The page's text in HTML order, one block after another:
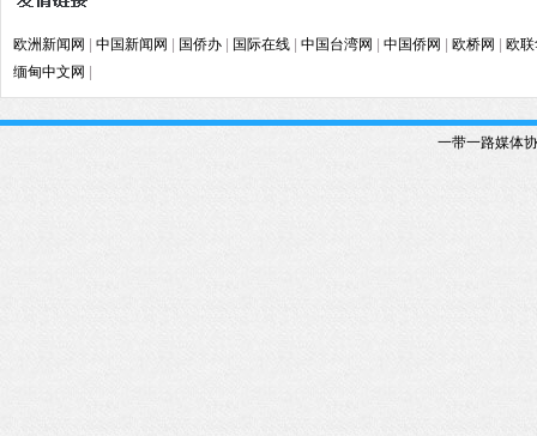
欧洲新闻网 中国新闻网 国侨办 国际在线 中国台湾网 中国侨网 欧桥网
欧
缅甸中文网
一带一路媒体